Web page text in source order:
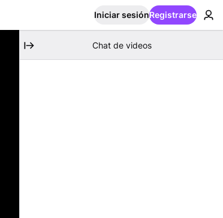
Iniciar sesiónRegistrarse
Chat de videos